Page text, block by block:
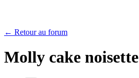
← Retour au forum
Molly cake noisette